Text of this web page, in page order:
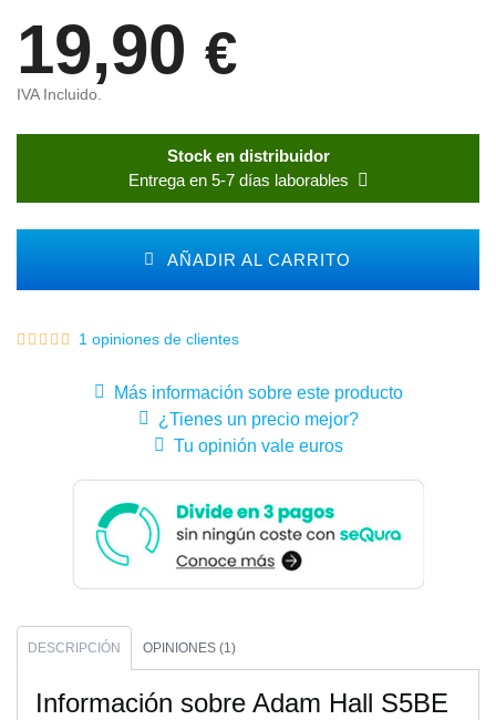
19,90 €
IVA Incluido.
Stock en distribuidor
Entrega en 5-7 días laborables
AÑADIR AL CARRITO
1 opiniones de clientes
Más información sobre este producto
¿Tienes un precio mejor?
Tu opinión vale euros
DESCRIPCIÓN OPINIONES (1)
Información sobre Adam Hall S5BE